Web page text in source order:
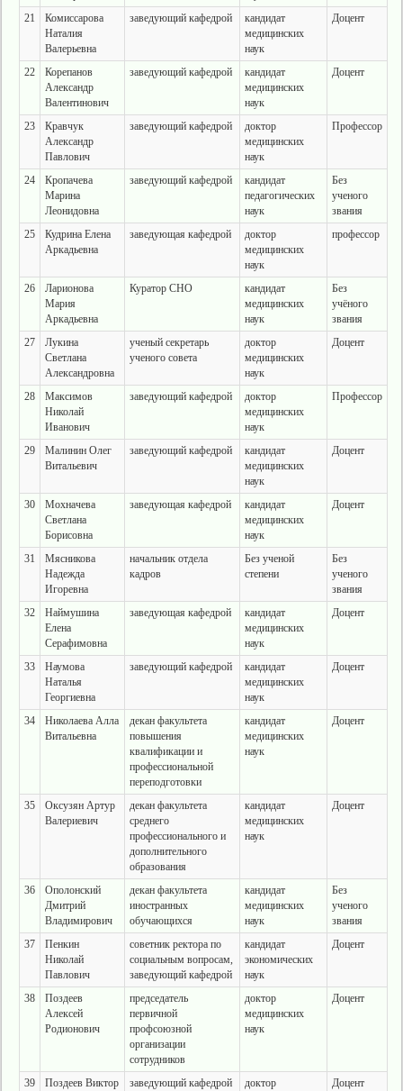
21
Комиссарова
Наталия
Валерьевна
заведующий кафедрой
кандидат
медицинских
наук
Доцент
22
Корепанов
Александр
Валентинович
заведующий кафедрой
кандидат
медицинских
наук
Доцент
23
Кравчук
Александр
Павлович
заведующий кафедрой
доктор
медицинских
наук
Профессор
24
Кропачева
Марина
Леонидовна
заведующий кафедрой
кандидат
педагогических
наук
Без
ученого
звания
25
Кудрина Елена
Аркадьевна
заведующая кафедрой
доктор
медицинских
наук
профессор
26
Ларионова
Мария
Аркадьевна
Куратор СНО
кандидат
медицинских
наук
Без
учёного
звания
27
Лукина
Светлана
Александровна
ученый секретарь
ученого совета
доктор
медицинских
наук
Доцент
28
Максимов
Николай
Иванович
заведующий кафедрой
доктор
медицинских
наук
Профессор
29
Малинин Олег
Витальевич
заведующий кафедрой
кандидат
медицинских
наук
Доцент
30
Мохначева
Светлана
Борисовна
заведующая кафедрой
кандидат
медицинских
наук
Доцент
31
Мясникова
Надежда
Игоревна
начальник отдела
кадров
Без ученой
степени
Без
ученого
звания
32
Наймушина
Елена
Серафимовна
заведующая кафедрой
кандидат
медицинских
наук
Доцент
33
Наумова
Наталья
Георгиевна
заведующий кафедрой
кандидат
медицинских
наук
Доцент
34
Николаева Алла
Витальевна
декан факультета
повышения
квалификации и
профессиональной
переподготовки
кандидат
медицинских
наук
Доцент
35
Оксузян Артур
Валериевич
декан факультета
среднего
профессионального и
дополнительного
образования
кандидат
медицинских
наук
Доцент
36
Ополонский
Дмитрий
Владимирович
декан факультета
иностранных
обучающихся
кандидат
медицинских
наук
Без
ученого
звания
37
Пенкин
Николай
Павлович
советник ректора по
социальным вопросам,
заведующий кафедрой
кандидат
экономических
наук
Доцент
38
Поздеев
Алексей
Родионович
председатель
первичной
профсоюзной
организации
сотрудников
доктор
медицинских
наук
Доцент
39
Поздеев Виктор
заведующий кафедрой
доктор
Доцент